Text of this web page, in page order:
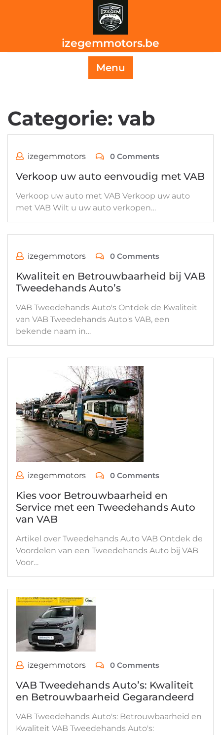
izegemmotors.be
Menu
Categorie: vab
izegemmotors 0 Comments
Verkoop uw auto eenvoudig met VAB
Verkoop uw auto met VAB Verkoop uw auto
met VAB Wilt u uw auto verkopen…
izegemmotors 0 Comments
Kwaliteit en Betrouwbaarheid bij VAB
Tweedehands Auto’s
VAB Tweedehands Auto's Ontdek de Kwaliteit
van VAB Tweedehands Auto's VAB, een
bekende naam in…
izegemmotors 0 Comments
Kies voor Betrouwbaarheid en
Service met een Tweedehands Auto
van VAB
Artikel over Tweedehands Auto VAB Ontdek de
Voordelen van een Tweedehands Auto bij VAB
Voor…
izegemmotors 0 Comments
VAB Tweedehands Auto’s: Kwaliteit
en Betrouwbaarheid Gegarandeerd
VAB Tweedehands Auto's: Betrouwbaarheid en
Kwaliteit VAB Tweedehands Auto's: